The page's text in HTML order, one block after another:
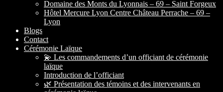
Domaine des Monts du Lyonnais – 69 – Saint Forgeux
Hôtel Mercure Lyon Centre Château Perrache – 69 –
Lyon
Blogs
Contact
Cérémonie Laïque
💫 Les commandements d’un officiant de cérémonie
laïque
Introduction de l’officiant
🌿 Présentation des témoins et des intervenants en